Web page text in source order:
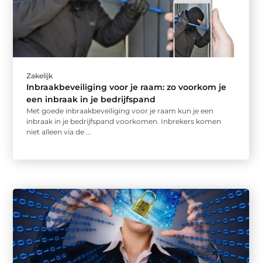
Zakelijk
Inbraakbeveiliging voor je raam: zo voorkom je
een inbraak in je bedrijfspand
Met goede inbraakbeveiliging voor je raam kun je een
inbraak in je bedrijfspand voorkomen. Inbrekers komen
niet alleen via de ...